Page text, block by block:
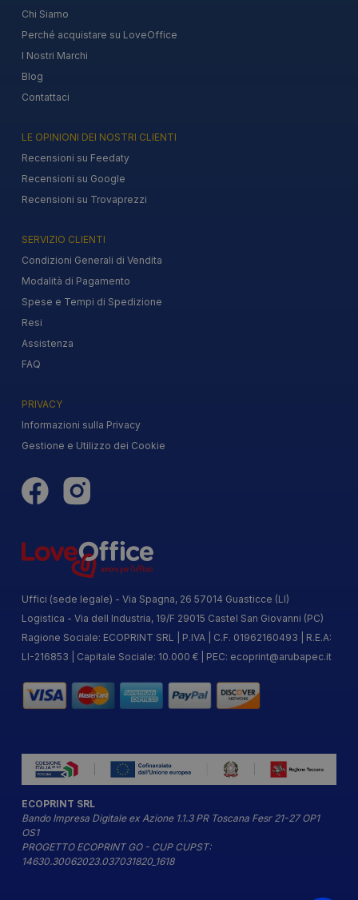
Chi Siamo
Perché acquistare su LoveOffice
I Nostri Marchi
Blog
Contattaci
LE OPINIONI DEI NOSTRI CLIENTI
Recensioni su Feedaty
Recensioni su Google
Recensioni su Trovaprezzi
SERVIZIO CLIENTI
Condizioni Generali di Vendita
Modalità di Pagamento
Spese e Tempi di Spedizione
Resi
Assistenza
FAQ
PRIVACY
Informazioni sulla Privacy
Gestione e Utilizzo dei Cookie
Uffici (sede legale) - Via Spagna, 26 57014 Guasticce (LI)
Logistica - Via dell Industria, 19/F 29015 Castel San Giovanni (PC)
Ragione Sociale: ECOPRINT SRL | P.IVA | C.F. 01962160493 | R.E.A:
LI-216853 | Capitale Sociale: 10.000 € | PEC: ecoprint@arubapec.it
ECOPRINT SRL
Bando Impresa Digitale ex Azione 1.1.3 PR Toscana Fesr 21-27 OP1
OS1
PROGETTO ECOPRINT GO - CUP CUPST:
14630.30062023.037031820_1618